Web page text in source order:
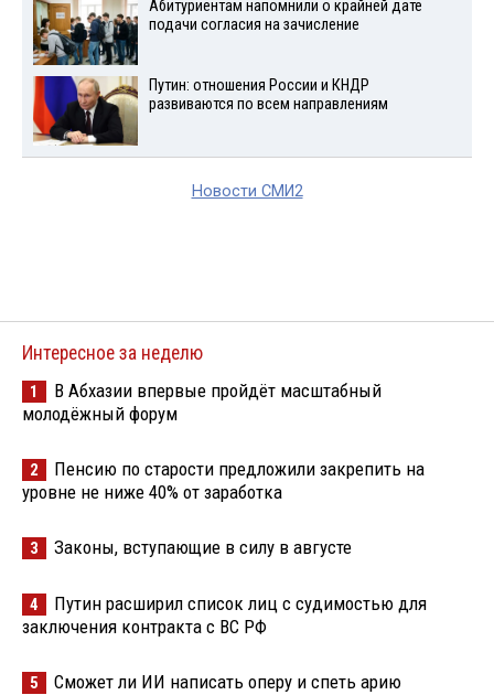
Абитуриентам напомнили о крайней дате
подачи согласия на зачисление
Путин: отношения России и КНДР
развиваются по всем направлениям
Новости СМИ2
Интересное за неделю
1
В Абхазии впервые пройдёт масштабный
молодёжный форум
2
Пенсию по старости предложили закрепить на
уровне не ниже 40% от заработка
3 Законы, вступающие в силу в августе
4
Путин расширил список лиц с судимостью для
заключения контракта с ВС РФ
5 Сможет ли ИИ написать оперу и спеть арию